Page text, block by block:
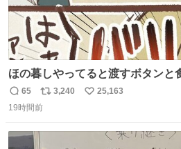
ほの暮しやってると渡すボタンと
違えるんやけど
返
信
65
リ
ポ
ト
3,240
い
25,163
19時間前